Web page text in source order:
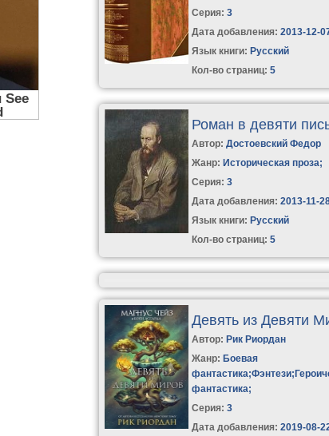
Серия:3
Дата добавления: 2013-12-
Язык книги: Русский
Кол-во страниц: 5
Роман в девяти
Автор:Достоевский Федор
Жанр: Историческая проза;
Серия:3
Дата добавления: 2013-11-
Язык книги: Русский
Кол-во страниц: 5
Девять из Девяти
Автор: Рик Риордан
Жанр: Боевая
фантастика;Фэнтези;
фантастика;
Серия:3
Дата добавления: 2019-08-